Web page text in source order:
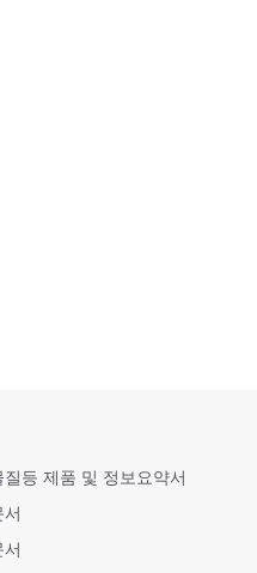
질등 제품 및 정보요약서